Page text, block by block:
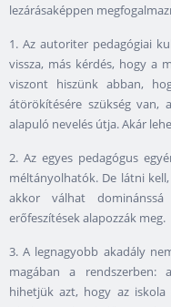
lezárásaképpen
1. Az autoriter pedagógiai
vissza, más kérdés, hogy a
viszont hiszünk abban,
átörökítésére szükség
alapuló nevelés útja. Akár
2. Az egyes pedagógus
méltányolhatók. De látni
akkor válhat
erőfeszítések alapozzák meg.
3. A legnagyobb akadály
magában a rendszerben:
hihetjük azt, hogy az